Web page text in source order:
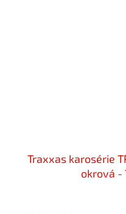
Traxxas karosérie
okrová -